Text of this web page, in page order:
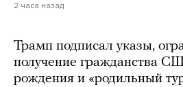
2 часа назад
Трамп подписал указы,
получение гражданства
рождения и «родильный